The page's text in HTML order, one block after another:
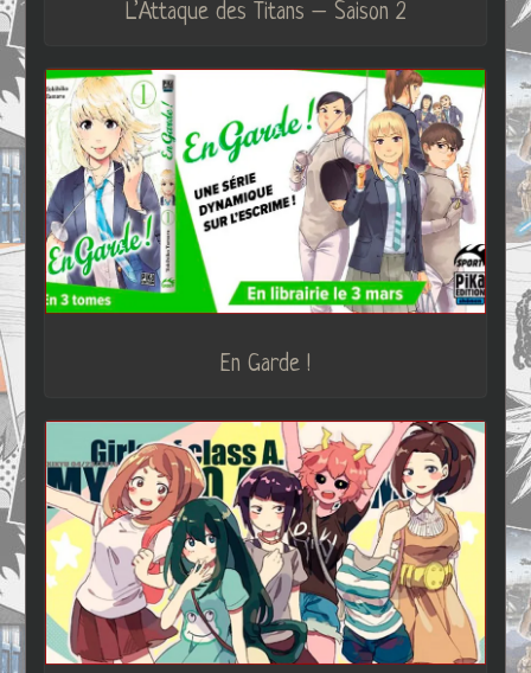
L’Attaque des Titans – Saison 2
En Garde !